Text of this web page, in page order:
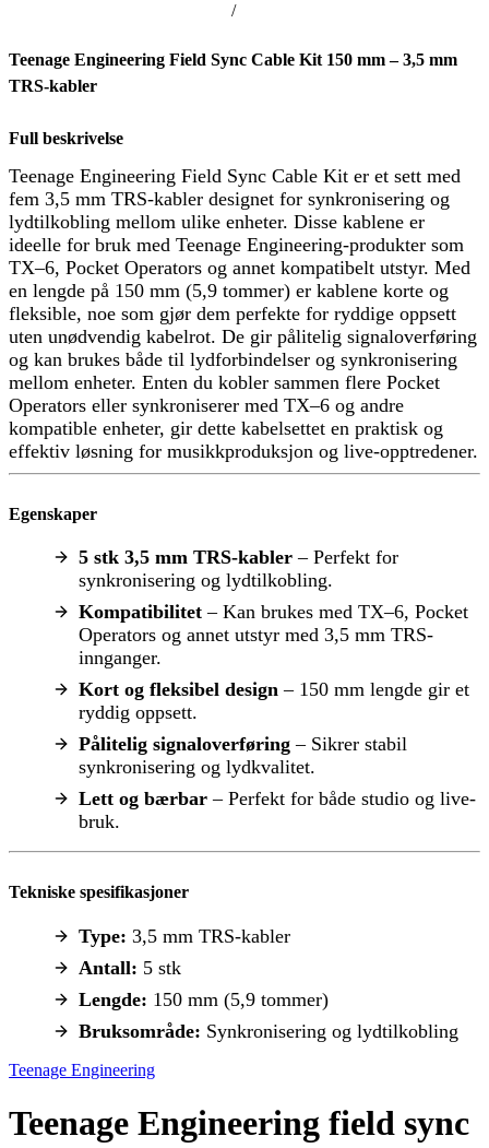
/
Teenage Engineering Field Sync Cable Kit 150 mm – 3,5 mm
TRS-kabler
Full beskrivelse
Teenage Engineering Field Sync Cable Kit er et sett med
fem 3,5 mm TRS-kabler designet for synkronisering og
lydtilkobling mellom ulike enheter. Disse kablene er
ideelle for bruk med Teenage Engineering-produkter som
TX–6, Pocket Operators og annet kompatibelt utstyr. Med
en lengde på 150 mm (5,9 tommer) er kablene korte og
fleksible, noe som gjør dem perfekte for ryddige oppsett
uten unødvendig kabelrot. De gir pålitelig signaloverføring
og kan brukes både til lydforbindelser og synkronisering
mellom enheter. Enten du kobler sammen flere Pocket
Operators eller synkroniserer med TX–6 og andre
kompatible enheter, gir dette kabelsettet en praktisk og
effektiv løsning for musikkproduksjon og live-opptredener.
Egenskaper
5 stk 3,5 mm TRS-kabler – Perfekt for
synkronisering og lydtilkobling.
Kompatibilitet – Kan brukes med TX–6, Pocket
Operators og annet utstyr med 3,5 mm TRS-
innganger.
Kort og fleksibel design – 150 mm lengde gir et
ryddig oppsett.
Pålitelig signaloverføring – Sikrer stabil
synkronisering og lydkvalitet.
Lett og bærbar – Perfekt for både studio og live-
bruk.
Tekniske spesifikasjoner
Type: 3,5 mm TRS-kabler
Antall: 5 stk
Lengde: 150 mm (5,9 tommer)
Bruksområde: Synkronisering og lydtilkobling
Teenage Engineering
Teenage Engineering field sync